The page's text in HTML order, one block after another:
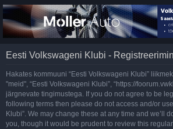
Eesti Volkswageni Klubi -
Hakates kommuuni “Eesti Volkswageni Klubi”
"meid", “Eesti Volkswageni Klubi”, “https://
järgnevate tingimustega. If you do not agree to be
following terms then please do not access and/or
Klubi”. We may change these at any time and we’ll
you, though it would be prudent to review this